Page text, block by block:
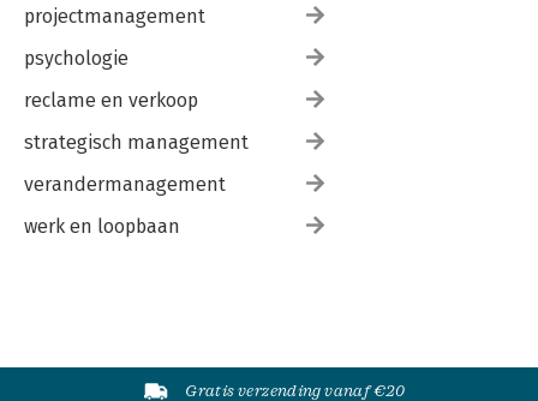
projectmanagement
psychologie
reclame en verkoop
strategisch management
verandermanagement
werk en loopbaan
Gratis verzending vanaf €20